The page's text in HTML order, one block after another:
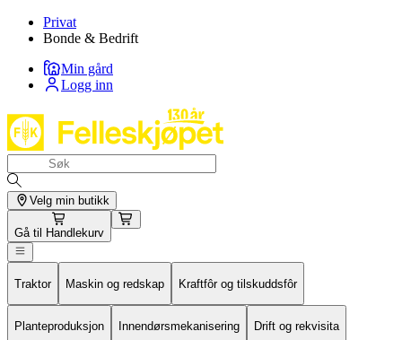
Privat
Bonde & Bedrift
Min gård
Logg inn
Velg min butikk
Gå til Handlekurv
Traktor Maskin og redskap Kraftfôr og tilskuddsfôr
Planteproduksjon Innendørsmekanisering Drift og rekvisita